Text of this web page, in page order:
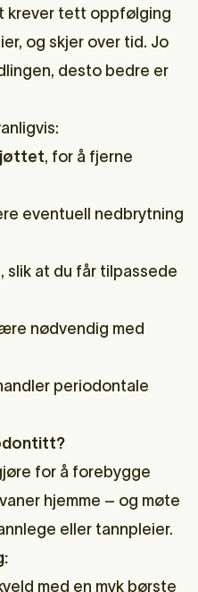
krever tett oppfølging
og skjer over tid. Jo
desto bedre er
, for å fjerne
eventuell nedbrytning
, slik at du får tilpassede
nødvendig med
periodontale
for å forebygge
hjemme – og møte
eller tannpleier.
med en myk børste